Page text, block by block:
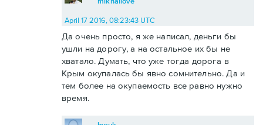
April 17 2016, 08:23:43 UTC
Да очень просто, я же написал, деньги бы
ушли на дорогу, а на остальное их бы не
хватало. Думать, что уже тогда дорога в
Крым окупалась бы явно сомнительно. Да и
тем более на окупаемость все равно нужно
время.